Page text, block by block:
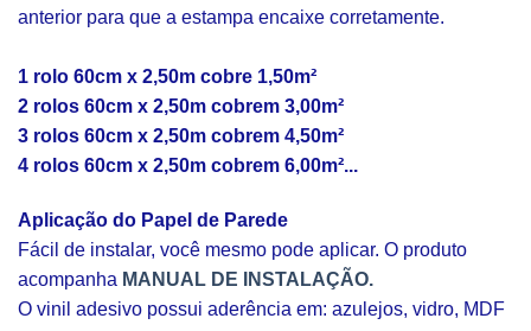
anterior para que a estampa encaixe corretamente.
1 rolo 60cm x 2,50m cobre 1,50m²
2 rolos 60cm x 2,50m cobrem 3,00m²
3 rolos 60cm x 2,50m cobrem 4,50m²
4 rolos 60cm x 2,50m cobrem 6,00m²...
Aplicação do Papel de Parede
Fácil de instalar, você mesmo pode aplicar. O produto
acompanha MANUAL DE INSTALAÇÃO.
O vinil adesivo possui aderência em: azulejos, vidro, MDF